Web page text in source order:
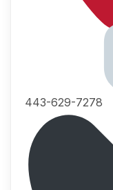
443-629-7278